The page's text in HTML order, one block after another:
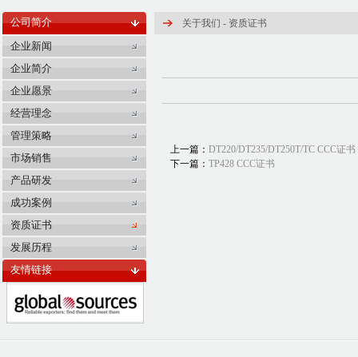
TOP-ARM将参展ISC WEST 2013
TP428 CCC证书
EL208/EL218/EL380 CCC证书
2016-2017年度环球资源Globalsou...
公司简介
企业新闻
企业简介
企业愿景
经营理念
管理策略
市场销售
产品研发
成功案例
资质证书
发展历程
友情链接
关于我们 - 资质证书
上一篇： DT220/DT235/DT250T/TC CCC证书
下一篇： TP428 CCC证书